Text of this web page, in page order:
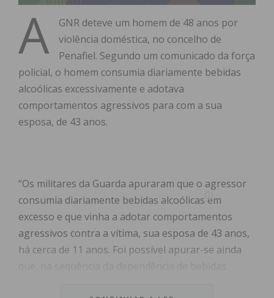
A
GNR deteve um homem de 48 anos por
violência doméstica, no concelho de
Penafiel. Segundo um comunicado da força
policial, o homem consumia diariamente bebidas
alcoólicas excessivamente e adotava
comportamentos agressivos para com a sua
esposa, de 43 anos.
“Os militares da Guarda apuraram que o agressor
consumia diariamente bebidas alcoólicas em
excesso e que vinha a adotar comportamentos
agressivos contra a vítima, sua esposa de 43 anos,
há cerca de 11 anos. Foi possível apurar-se ainda